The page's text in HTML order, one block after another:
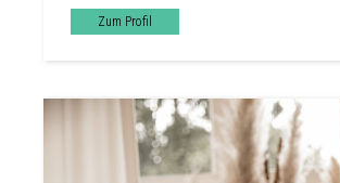
Zum Profil